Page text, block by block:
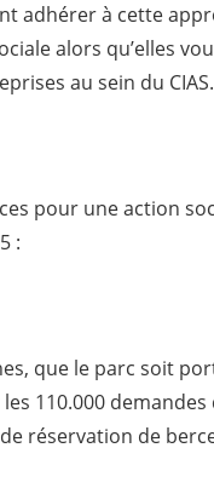
adhérer à cette
alors qu’elles
au sein du CIAS.
pour une action
:
que le parc soit
110.000 demandes
réservation de